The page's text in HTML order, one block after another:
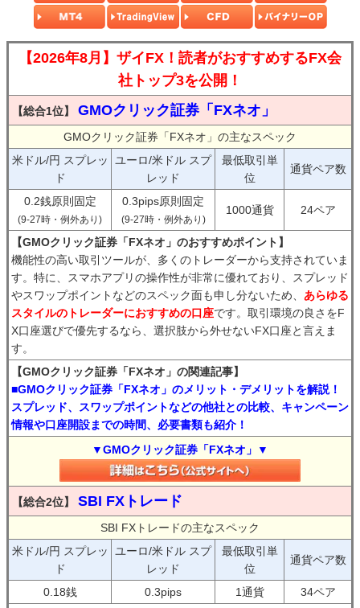
【2026年8月】ザイFX！読者がおすすめするFX会
社トップ3を公開！
【総合1位】 GMOクリック証券「FXネオ」
GMOクリック証券「FXネオ」の主なスペック
米ドル/円 スプレッ
ド
ユーロ/米ドル スプ
レッド
最低取引単
位
通貨ペア数
0.2銭原則固定
(9-27時・例外あり)
0.3pips原則固定
(9-27時・例外あり)
1000通貨 24ペア
【GMOクリック証券「FXネオ」のおすすめポイント】
機能性の高い取引ツールが、多くのトレーダーから支持されていま
す。特に、スマホアプリの操作性が非常に優れており、スプレッド
やスワップポイントなどのスペック面も申し分ないため、 あらゆる
スタイルのトレーダーにおすすめの口座です。取引環境の良さをF
X口座選びで優先するなら、選択肢から外せないFX口座と言えま
す。
【GMOクリック証券「FXネオ」の関連記事】
■GMOクリック証券「FXネオ」のメリット・デメリットを解説！
スプレッド、スワップポイントなどの他社との比較、キャンペーン
情報や口座開設までの時間、必要書類も紹介！
▼GMOクリック証券「FXネオ」▼
【総合2位】 SBI FXトレード
SBI FXトレードの主なスペック
米ドル/円 スプレッ
ド
ユーロ/米ドル スプ
レッド
最低取引単
位
通貨ペア数
0.18銭 0.3pips 1通貨
34ペア